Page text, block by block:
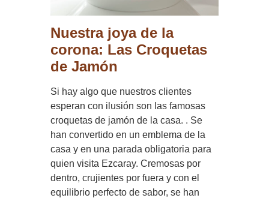
Nuestra joya de la
corona: Las Croquetas
de Jamón
Si hay algo que nuestros clientes
esperan con ilusión son las famosas
croquetas de jamón de la casa. . Se
han convertido en un emblema de la
casa y en una parada obligatoria para
quien visita Ezcaray. Cremosas por
dentro, crujientes por fuera y con el
equilibrio perfecto de sabor, se han